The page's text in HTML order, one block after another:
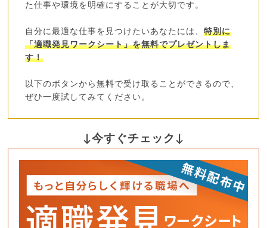
た仕事や環境を明確にすることが大切です。
自分に最適な仕事を見つけたいあなたには、 特別に
「適職発見ワークシート」を無料でプレゼントしま
す！
以下のボタンから無料で受け取ることができるので、
ぜひ一度試してみてください。
↓今すぐチェック↓